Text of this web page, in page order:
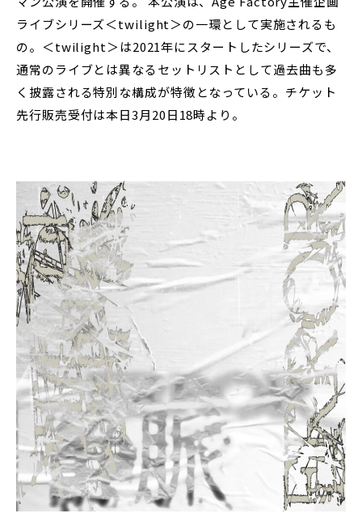
ライブシリーズ＜twilight＞の一環として実施されるも
の。＜twilight＞は2021年にスタートしたシリーズで、
通常のライブとは異なるセットリストとして過去曲も多
く披露される特別な構成が特徴となっている。チケット
先行販売受付は本日3月20日18時より。